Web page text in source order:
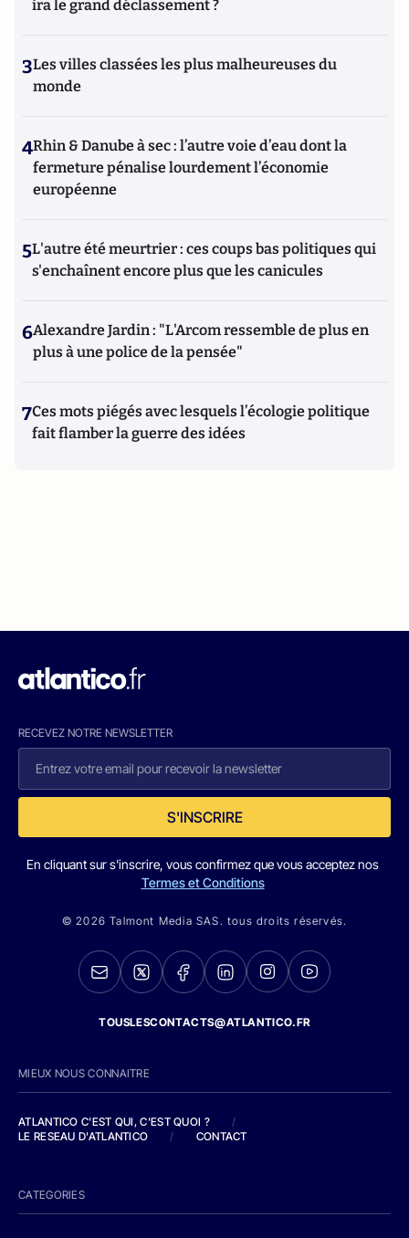
ira le grand déclassement ?
3Les villes classées les plus malheureuses du
monde
4Rhin & Danube à sec : l’autre voie d’eau dont la
fermeture pénalise lourdement l’économie
européenne
5L'autre été meurtrier : ces coups bas politiques qui
s'enchaînent encore plus que les canicules
6Alexandre Jardin : "L'Arcom ressemble de plus en
plus à une police de la pensée"
7Ces mots piégés avec lesquels l’écologie politique
fait flamber la guerre des idées
RECEVEZ NOTRE NEWSLETTER
S'INSCRIRE
En cliquant sur s'inscrire, vous confirmez que vous acceptez nos
Termes et Conditions
© 2026 Talmont Media SAS. tous droits réservés.
TOUSLESCONTACTS@ATLANTICO.FR
MIEUX NOUS CONNAITRE
ATLANTICO C'EST QUI, C'EST QUOI ?
/
LE RESEAU D'ATLANTICO
/ CONTACT
CATEGORIES